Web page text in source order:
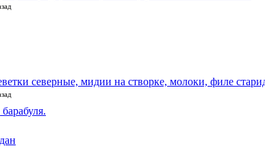
северные, мидии на створке, молоки, филе